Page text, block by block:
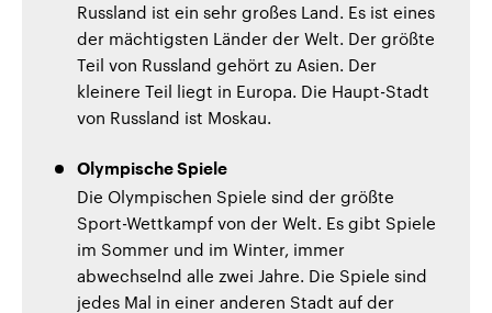
Russland ist ein sehr großes Land. Es ist eines
der mächtigsten Länder der Welt. Der größte
Teil von Russland gehört zu Asien. Der
kleinere Teil liegt in Europa. Die Haupt-Stadt
von Russland ist Moskau.
Olympische Spiele
Die Olympischen Spiele sind der größte
Sport-Wettkampf von der Welt. Es gibt Spiele
im Sommer und im Winter, immer
abwechselnd alle zwei Jahre. Die Spiele sind
jedes Mal in einer anderen Stadt auf der